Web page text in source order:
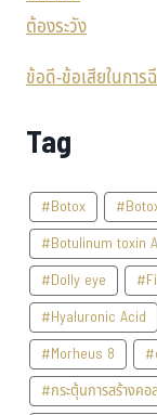
ข้อดี-ข้อเสียในกา
Tag
#Botox
#Botulinum toxin A
#Dolly eye
#Hyaluronic Acid
#Morheus 8
#กระตุ้นการสร้างคอ